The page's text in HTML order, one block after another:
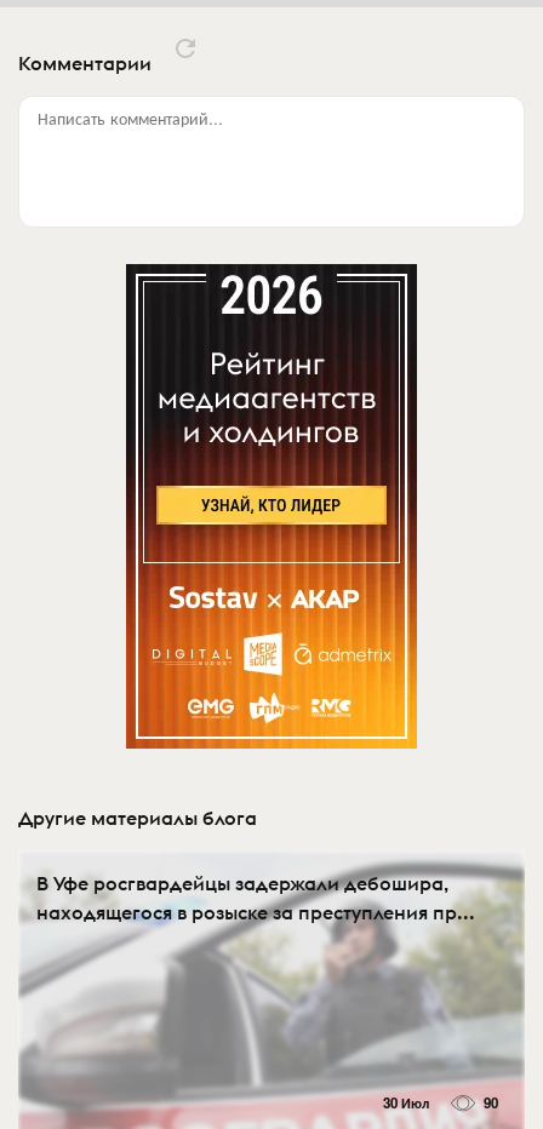
Комментарии
Написать комментарий...
Другие материалы блога
В Уфе росгвардейцы задержали дебошира,
находящегося в розыске за преступления пр...
30 Июл 90